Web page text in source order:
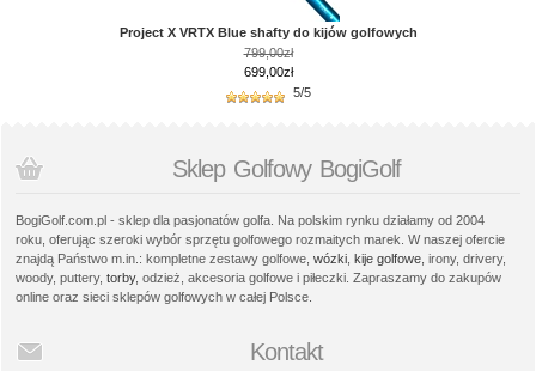
Project X VRTX Blue shafty do kijów golfowych
799,00zł
699,00zł
5/5
Sklep Golfowy BogiGolf
BogiGolf.com.pl - sklep dla pasjonatów golfa. Na polskim rynku działamy od 2004
roku, oferując szeroki wybór sprzętu golfowego rozmaitych marek. W naszej ofercie
znajdą Państwo m.in.: kompletne zestawy golfowe, wózki kije golfowe , irony, drivery,
woody, puttery, torby, odzież, akcesoria golfowe i piłeczki. Zapraszamy do zakupów
online oraz sieci sklepów golfowych w całej Polsce.
Kontakt